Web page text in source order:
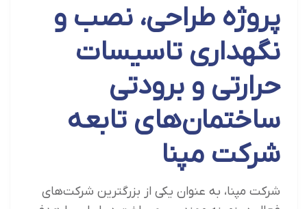
پروژه طراحی، نصب و
نگهداری تاسیسات
حرارتی و برودتی
ساختمان‌های تابعه
شرکت مپنا
شرکت مپنا، به عنوان یکی از بزرگترین شرکت‌های